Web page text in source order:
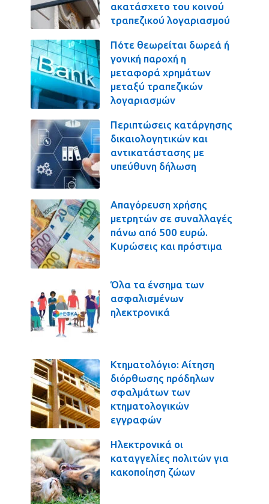
ακατάσχετο του κοινού
τραπεζικού λογαριασμού
Πότε θεωρείται δωρεά ή
γονική παροχή η
μεταφορά χρημάτων
μεταξύ τραπεζικών
λογαριασμών
Περιπτώσεις κατάργησης
δικαιολογητικών και
αντικατάστασης με
υπεύθυνη δήλωση
Απαγόρευση χρήσης
μετρητών σε συναλλαγές
πάνω από 500 ευρώ.
Κυρώσεις και πρόστιμα
Όλα τα ένσημα των
ασφαλισμένων
ηλεκτρονικά
Κτηματολόγιο: Αίτηση
διόρθωσης πρόδηλων
σφαλμάτων των
κτηματολογικών
εγγραφών
Ηλεκτρονικά οι
καταγγελίες πολιτών για
κακοποίηση ζώων